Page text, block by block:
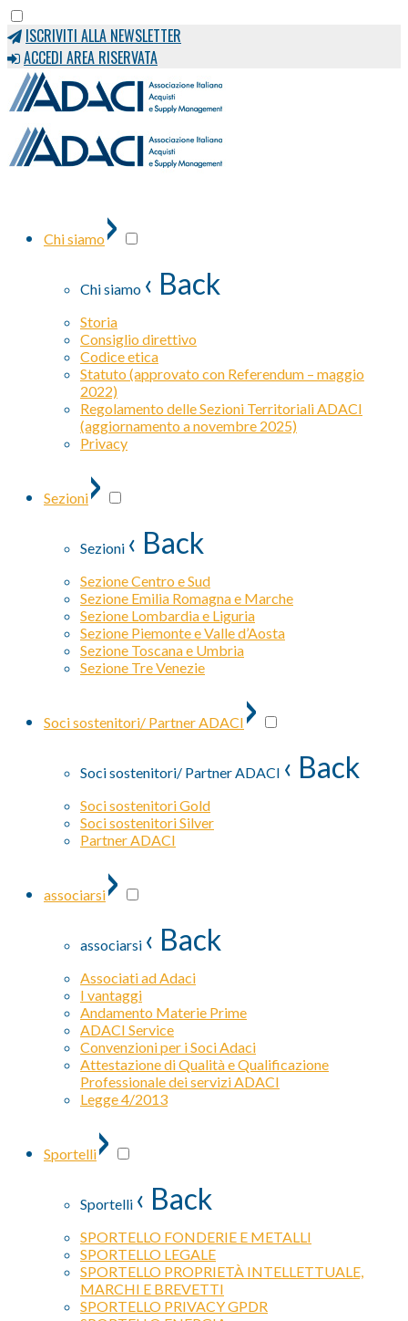
ISCRIVITI ALLA NEWSLETTER
ACCEDI AREA RISERVATA
Chi siamo ›
Chi siamo ‹ Back
Storia
Consiglio direttivo
Codice etica
Statuto (approvato con Referendum – maggio
2022)
Regolamento delle Sezioni Territoriali ADACI
(aggiornamento a novembre 2025)
Privacy
Sezioni›
Sezioni ‹ Back
Sezione Centro e Sud
Sezione Emilia Romagna e Marche
Sezione Lombardia e Liguria
Sezione Piemonte e Valle d’Aosta
Sezione Toscana e Umbria
Sezione Tre Venezie
Soci sostenitori/ Partner ADACI ›
Soci sostenitori/ Partner ADACI ‹ Back
Soci sostenitori Gold
Soci sostenitori Silver
Partner ADACI
associarsi›
associarsi ‹ Back
Associati ad Adaci
I vantaggi
Andamento Materie Prime
ADACI Service
Convenzioni per i Soci Adaci
Attestazione di Qualità e Qualificazione
Professionale dei servizi ADACI
Legge 4/2013
Sportelli›
Sportelli ‹ Back
SPORTELLO FONDERIE E METALLI
SPORTELLO LEGALE
SPORTELLO PROPRIETÀ INTELLETTUALE,
MARCHI E BREVETTI
SPORTELLO PRIVACY GPDR